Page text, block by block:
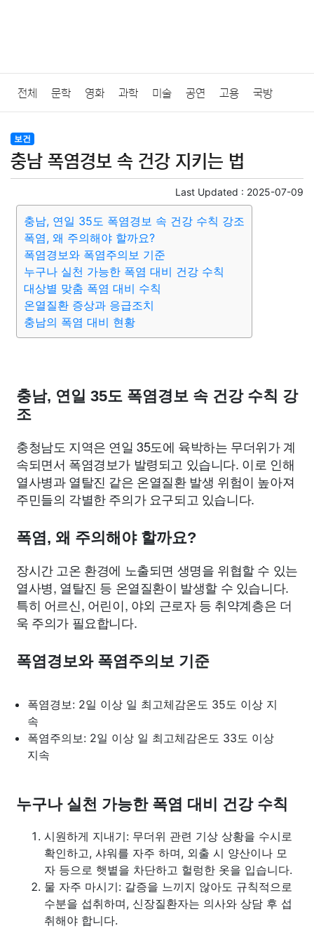
전체 문학 영화 과학 미술 공연 고용 국방
법률
질병 가요 방송 일상 주식 암호화폐 블록체인
결혼 육아 반려동물 패션 미용 증권 인테리어
요리 상품리뷰 원예 금융
대출 자동차 취미 여행
종교 사회 정치 건강
보건
충남 폭염경보 속 건강 지키는 법
Last Updated : 2025-07-09
충남, 연일 35도 폭염경보 속 건강 수칙 강조
폭염, 왜 주의해야 할까요?
폭염경보와 폭염주의보 기준
누구나 실천 가능한 폭염 대비 건강 수칙
대상별 맞춤 폭염 대비 수칙
온열질환 증상과 응급조치
충남의 폭염 대비 현황
충남, 연일 35도 폭염경보 속 건강 수칙 강
조
충청남도 지역은 연일 35도에 육박하는 무더위가 계
속되면서 폭염경보가 발령되고 있습니다. 이로 인해
열사병과 열탈진 같은 온열질환 발생 위험이 높아져
주민들의 각별한 주의가 요구되고 있습니다.
폭염, 왜 주의해야 할까요?
장시간 고온 환경에 노출되면 생명을 위협할 수 있는
열사병, 열탈진 등 온열질환이 발생할 수 있습니다.
특히 어르신, 어린이, 야외 근로자 등 취약계층은 더
욱 주의가 필요합니다.
폭염경보와 폭염주의보 기준
폭염경보: 2일 이상 일 최고체감온도 35도 이상 지
속
폭염주의보: 2일 이상 일 최고체감온도 33도 이상
지속
누구나 실천 가능한 폭염 대비 건강 수칙
시원하게 지내기: 무더위 관련 기상 상황을 수시로
확인하고, 샤워를 자주 하며, 외출 시 양산이나 모
자 등으로 햇볕을 차단하고 헐렁한 옷을 입습니다.
물 자주 마시기: 갈증을 느끼지 않아도 규칙적으로
수분을 섭취하며, 신장질환자는 의사와 상담 후 섭
취해야 합니다.